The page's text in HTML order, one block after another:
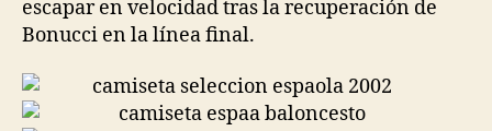
escapar en velocidad tras la recuperación de
Bonucci en la línea final.